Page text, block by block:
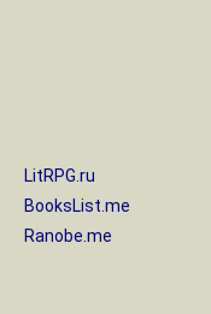
LitRPG.ru
BooksList.me
Ranobe.me